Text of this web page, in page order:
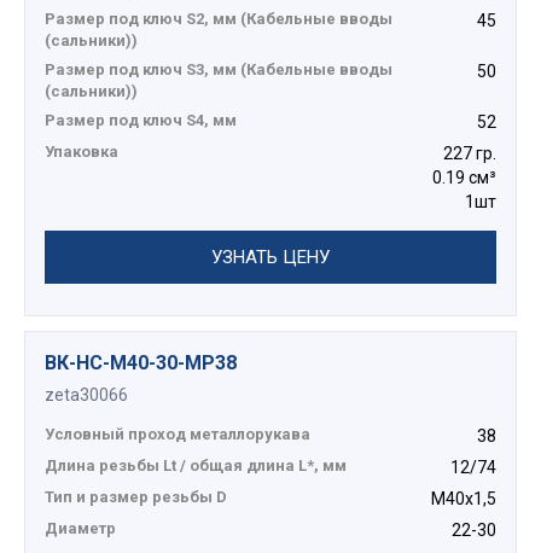
Размер под ключ S2, мм (Кабельные вводы
(сальники))
45
Размер под ключ S3, мм (Кабельные вводы
(сальники))
50
Размер под ключ S4, мм 52
Упаковка
227 гр.
0.19 см³
1шт
УЗНАТЬ ЦЕНУ
ВК-НС-М40-30-МР38
zeta30066
Условный проход металлорукава 38
Длина резьбы Lt / общая длина L*, мм 12/74
Тип и размер резьбы D М40х1,5
Диаметр 22-30